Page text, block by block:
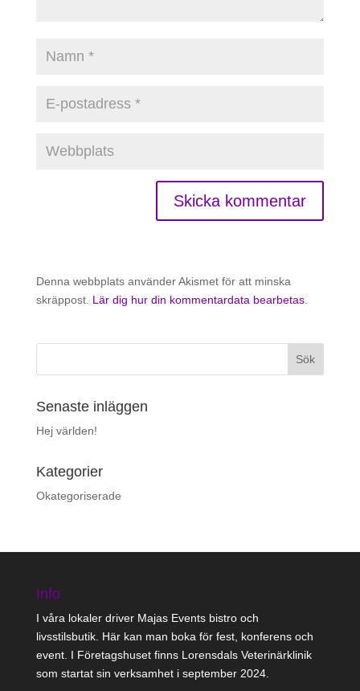
Denna webbplats använder Akismet för att minska
skräppost. Lär dig hur din kommentardata bearbetas.
Senaste inläggen
Hej världen!
Kategorier
Okategoriserade
Info
I våra lokaler driver Majas Events bistro och
livsstilsbutik. Här kan man boka för fest, konferens och
event. I Företagshuset finns Lorensdals Veterinärklinik
som startat sin verksamhet i september 2024.